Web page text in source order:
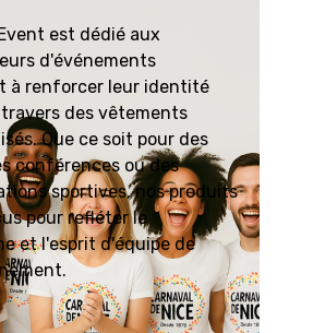
est dédié aux
d'événements
à renforcer leur identité
des vêtements
Que ce soit pour des
conférences ou des
sportives, nos produits
pour refléter le
et l'esprit d'équipe de